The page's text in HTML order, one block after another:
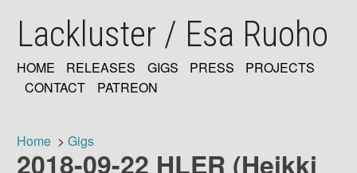
mainLackluster / Esa Ruoho
MAIN
HOME RELEASES GIGS PRESS
PROJECTS
CONTACT
PATREON
Breadcrumb
Home Gigs
2018-09-22 HLER (Heikki